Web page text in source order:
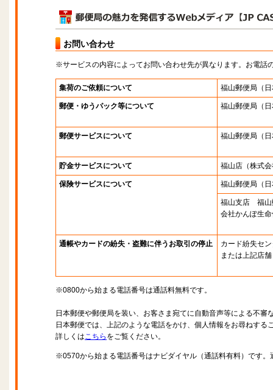
お問い合わせ
※サービスの内容によってお問い合わせ先が異なります。お電話
集荷のご依頼について 福山郵便局 （
郵便・ゆうパック等について 福山郵便局 （
郵便サービスについて 福山郵便局 （
貯金サービスについて 福山店 （株式
保険サービスについて 福山郵便局 （
福山支店 福山
会社かんぽ生
通帳やカードの紛失・盗難に伴うお取引の停止
カード紛失セ
または上記店舗
※0800から始まる電話番号は通話料無料です。
日本郵便や郵便局を装い、お客さま宛てに自動音声等による不審
日本郵便では、上記のような電話をかけ、個人情報をお尋ねする
詳しくはこちら をご覧ください。
※0570から始まる電話番号はナビダイヤル（通話料有料）です